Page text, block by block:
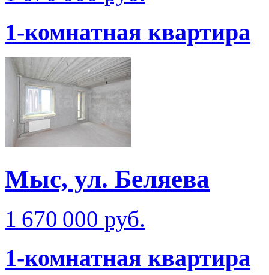
1-комнатная квартира
Мыс, ул. Беляева
1 670 000 руб.
1-комнатная квартира